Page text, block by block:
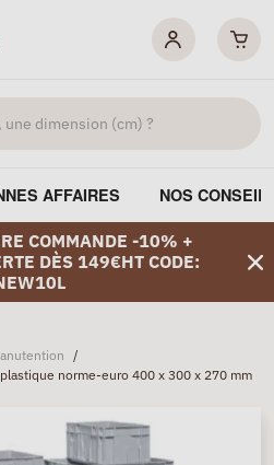
AFFAIRES NOS
COMMANDE -10% +
DÈS 149€HT CODE:
/
norme-euro 400 x 300 x 270 mm